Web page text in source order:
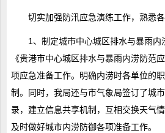
切实加强防汛应急演练工作，熟悉
1、制定城市中心城区排水与暴雨内
《贵港市中心城区排水与暴雨内涝防范
项应急准备工作。明确内涝时各单位的
制。同时，我局还与市气象局签订了城
录，建立信息共享机制，互相交换天气
及时做好城市内涝防御各项准备工作。